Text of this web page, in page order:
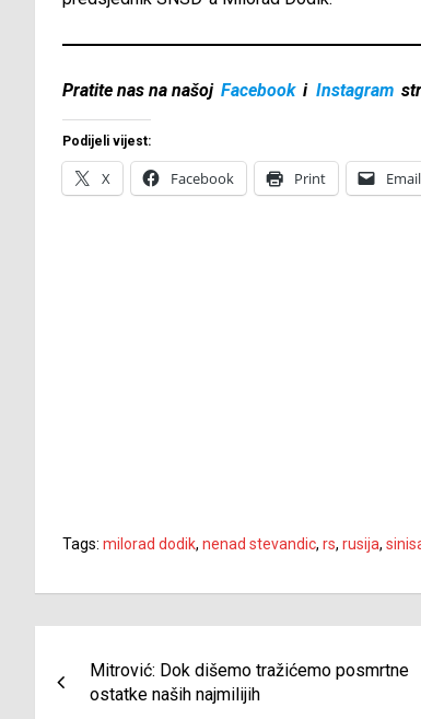
Pratite nas na našoj Facebook i Instagram
Podijeli vijest:
X Facebook Print Email
Tags: milorad dodik, nenad stevandic, rs, rusija,
članaka
Mitrović: Dok dišemo tražićemo posmrtne
ostatke naših najmilijih